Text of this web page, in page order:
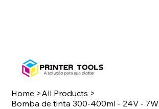
Home >All Products >
Bomba de tinta 300-400ml - 24V - 7W